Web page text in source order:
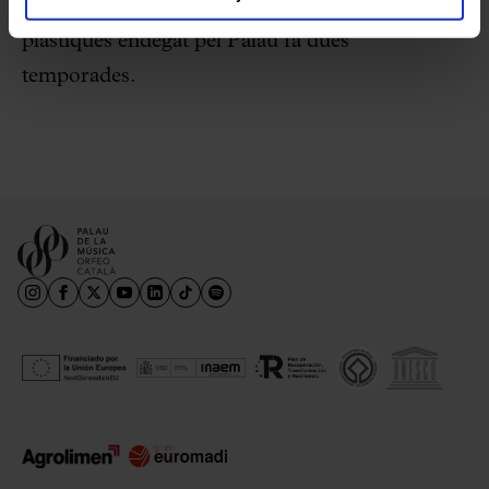
Catalana forma part del diàleg amb les arts
plàstiques endegat pel Palau fa dues
temporades.